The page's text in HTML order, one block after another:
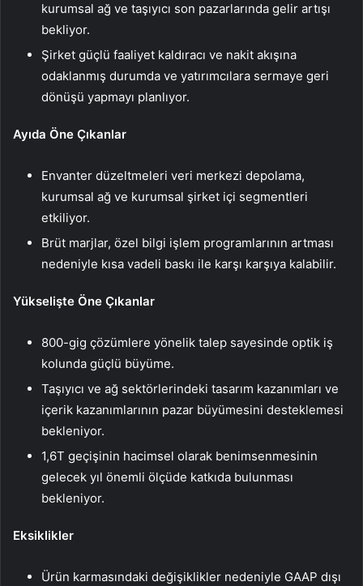
kurumsal ağ ve taşıyıcı son pazarlarında gelir artışı
bekliyor.
Şirket güçlü faaliyet kaldıracı ve nakit akışına
odaklanmış durumda ve yatırımcılara sermaye geri
dönüşü yapmayı planlıyor.
Ayıda Öne Çıkanlar
Envanter düzeltmeleri veri merkezi depolama,
kurumsal ağ ve kurumsal şirket içi segmentleri
etkiliyor.
Brüt marjlar, özel bilgi işlem programlarının artması
nedeniyle kısa vadeli baskı ile karşı karşıya kalabilir.
Yükselişte Öne Çıkanlar
800-gig çözümlere yönelik talep sayesinde optik iş
kolunda güçlü büyüme.
Taşıyıcı ve ağ sektörlerindeki tasarım kazanımları ve
içerik kazanımlarının pazar büyümesini desteklemesi
bekleniyor.
1,6T geçişinin hacimsel olarak benimsenmesinin
gelecek yıl önemli ölçüde katkıda bulunması
bekleniyor.
Eksiklikler
Ürün karmasındaki değişiklikler nedeniyle GAAP dışı